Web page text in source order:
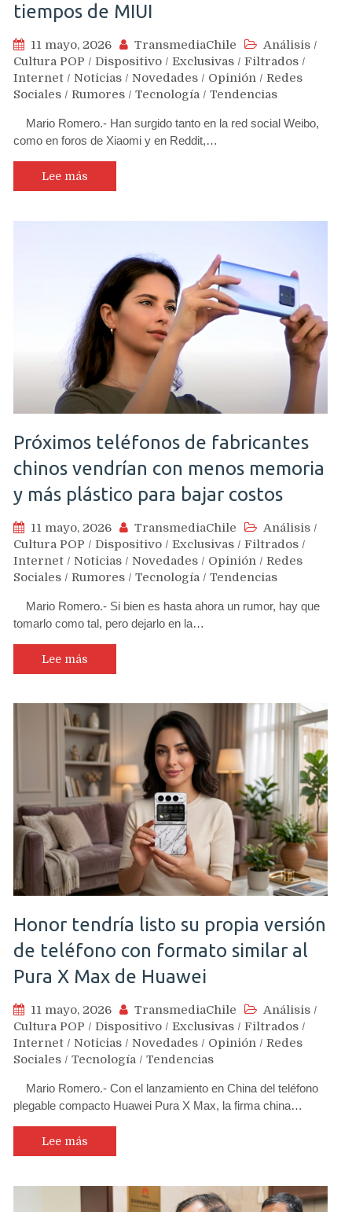
tiempos de MIUI
11 mayo, 2026 TransmediaChile Análisis /
Cultura POP / Dispositivo / Exclusivas / Filtrados /
Internet / Noticias / Novedades / Opinión / Redes
Sociales / Rumores / Tecnología / Tendencias
Mario Romero.- Han surgido tanto en la red social Weibo,
como en foros de Xiaomi y en Reddit,…
Lee más
Próximos teléfonos de fabricantes
chinos vendrían con menos memoria
y más plástico para bajar costos
11 mayo, 2026 TransmediaChile Análisis /
Cultura POP / Dispositivo / Exclusivas / Filtrados /
Internet / Noticias / Novedades / Opinión / Redes
Sociales / Rumores / Tecnología / Tendencias
Mario Romero.- Si bien es hasta ahora un rumor, hay que
tomarlo como tal, pero dejarlo en la…
Lee más
Honor tendría listo su propia versión
de teléfono con formato similar al
Pura X Max de Huawei
11 mayo, 2026 TransmediaChile Análisis /
Cultura POP / Dispositivo / Exclusivas / Filtrados /
Internet / Noticias / Novedades / Opinión / Redes
Sociales / Tecnología / Tendencias
Mario Romero.- Con el lanzamiento en China del teléfono
plegable compacto Huawei Pura X Max, la firma china…
Lee más